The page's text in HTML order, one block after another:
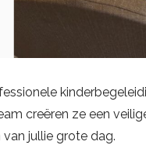
creëren ze een
jullie grote dag.